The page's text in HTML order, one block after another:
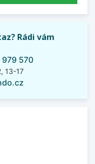
Rádi vám
979 570
13-17